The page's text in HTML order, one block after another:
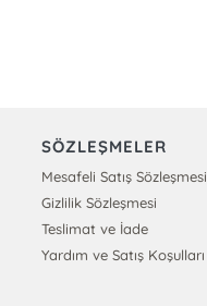
SÖZLEŞMELER
Mesafeli Satış Sözleşmesi
Gizlilik Sözleşmesi
Teslimat ve İade
Yardım ve Satış Koşulları